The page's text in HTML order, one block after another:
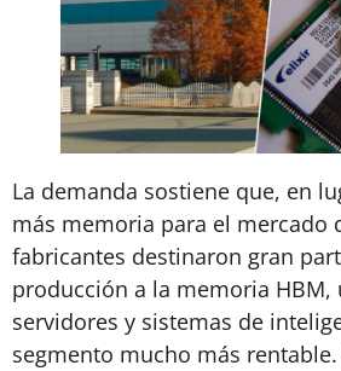
La demanda sostiene que, en
más memoria para el mercado
fabricantes destinaron gran
producción a la memoria HBM,
servidores y sistemas de
segmento mucho más